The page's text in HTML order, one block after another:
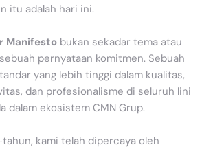
itu adalah hari ini.
Manifesto bukan sekadar tema atau
pernyataan komitmen. Sebuah
yang lebih tinggi dalam kualitas,
dan profesionalisme di seluruh lini
dalam ekosistem CMN Grup.
kami telah dipercaya oleh